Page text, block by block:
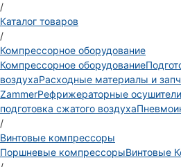
/
Каталог товаров
/
Компрессорное оборудование
Компрессорное оборудование
воздухаРасходные материалы и
ZammerРефрижераторные осушители
подготовка сжатого воздуха
/
Винтовые компрессоры
Поршневые компрессорыВинтовые